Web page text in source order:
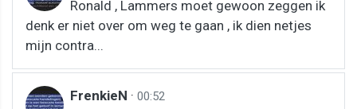
Ronald , Lammers moet gewoon zeggen ik
denk er niet over om weg te gaan , ik dien netjes
mijn contra...
FrenkieN · 00:52